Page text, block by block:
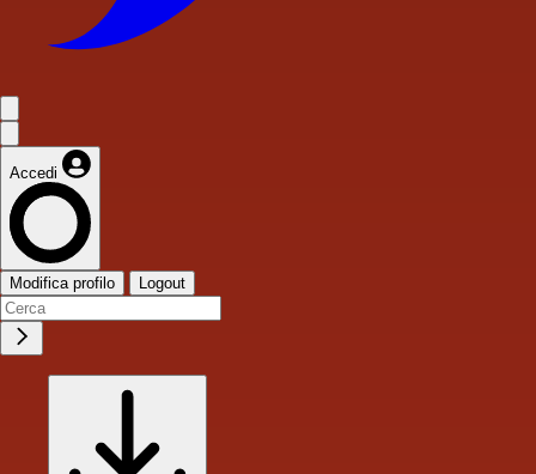
Accedi
Modifica profilo Logout